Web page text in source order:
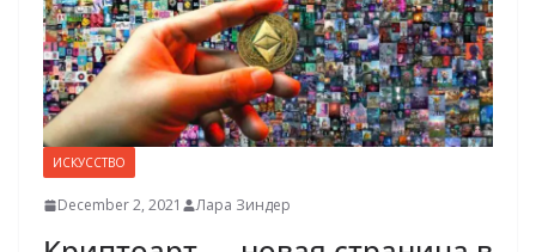
ИСКУССТВО
December 2, 2021 Лара Зиндер